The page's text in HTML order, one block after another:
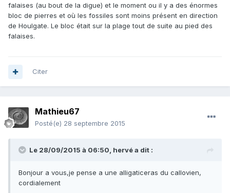
falaises (au bout de la digue) et le moment ou il y a des énormes
bloc de pierres et où les fossiles sont moins présent en direction
de Houlgate. Le bloc était sur la plage tout de suite au pied des
falaises.
Citer
Mathieu67
Posté(e) 28 septembre 2015
Le 28/09/2015 à 06:50, hervé a dit :
Bonjour a vous,je pense a une alligaticeras du callovien,
cordialement